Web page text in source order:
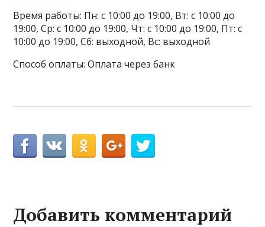
Время работы: Пн: с 10:00 до 19:00, Вт: с 10:00 до
19:00, Ср: с 10:00 до 19:00, Чт: с 10:00 до 19:00, Пт: с
10:00 до 19:00, Сб: выходной, Вс: выходной
Способ оплаты: Оплата через банк
Добавить комментарий